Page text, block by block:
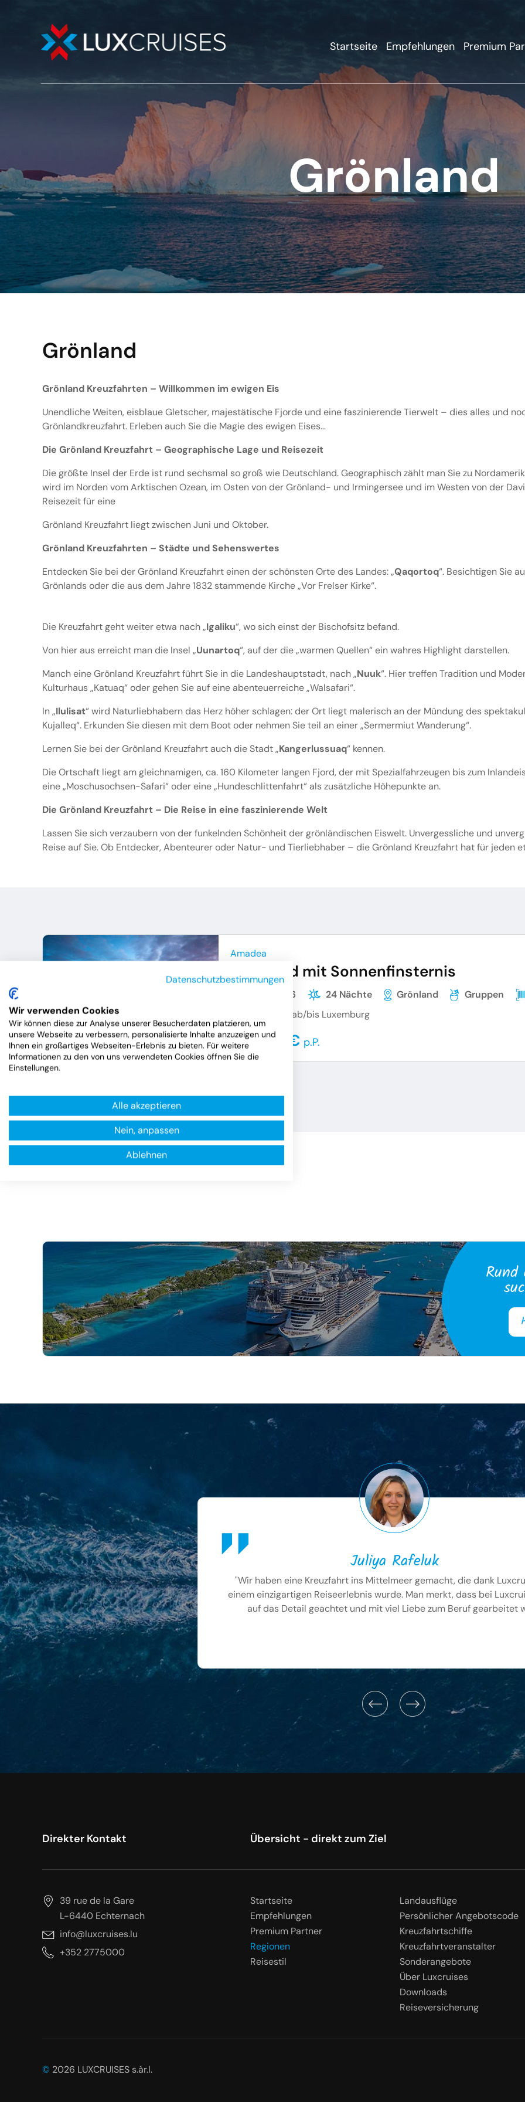
Startseite Empfehlungen Premium
Grönland
Grönland
Grönland Kreuzfahrten – Willkommen im ewigen Eis
Unendliche Weiten, eisblaue Gletscher, majestätische Fjorde und eine faszinierende Tierwelt – dies alles und
Grönlandkreuzfahrt. Erleben auch Sie die Magie des ewigen Eises…
Die Grönland Kreuzfahrt – Geographische Lage und Reisezeit
Die größte Insel der Erde ist rund sechsmal so groß wie Deutschland. Geographisch zählt man Sie zu
wird im Norden vom Arktischen Ozean, im Osten von der Grönland- und Irmingersee und im Westen von der
Reisezeit für eine
Grönland Kreuzfahrt liegt zwischen Juni und Oktober.
Grönland Kreuzfahrten – Städte und Sehenswertes
Entdecken Sie bei der Grönland Kreuzfahrt einen der schönsten Orte des Landes: „Qaqortoq“. Besichtigen Sie
Grönlands oder die aus dem Jahre 1832 stammende Kirche „Vor Frelser Kirke“.
Die Kreuzfahrt geht weiter etwa nach „Igaliku“, wo sich einst der Bischofsitz befand.
Von hier aus erreicht man die Insel „Uunartoq“, auf der die „warmen Quellen“ ein wahres Highlight darstellen.
Manch eine Grönland Kreuzfahrt führt Sie in die Landeshauptstadt, nach „Nuuk“. Hier treffen Tradition und
Kulturhaus „Katuaq“ oder gehen Sie auf eine abenteuerreiche „Walsafari“.
In „Ilulisat“ wird Naturliebhabern das Herz höher schlagen: der Ort liegt malerisch an der Mündung des
Kujalleq“. Erkunden Sie diesen mit dem Boot oder nehmen Sie teil an einer „Sermermiut Wanderung“.
Lernen Sie bei der Grönland Kreuzfahrt auch die Stadt „Kangerlussuaq“ kennen.
Die Ortschaft liegt am gleichnamigen, ca. 160 Kilometer langen Fjord, der mit Spezialfahrzeugen bis zum
eine „Moschusochsen-Safari“ oder eine „Hundeschlittenfahrt“ als zusätzliche Höhepunkte an.
Die Grönland Kreuzfahrt – Die Reise in eine faszinierende Welt
Lassen Sie sich verzaubern von der funkelnden Schönheit der grönländischen Eiswelt. Unvergessliche und
Reise auf Sie. Ob Entdecker, Abenteurer oder Natur- und Tierliebhaber – die Grönland Kreuzfahrt hat für jeden
Amadea
Grönland mit Sonnenfinsternis
22.07.2026 24 Nächte Grönland Gruppen
Gruppenreise ab/bis Luxemburg
ab7.549 € p.P.
Juliya Rafeluk
"Wir haben eine Kreuzfahrt ins Mittelmeer gemacht, die dank
einem einzigartigen Reiseerlebnis wurde. Man merkt, dass bei
auf das Detail geachtet und mit viel Liebe zum Beruf gearbeitet
Direkter Kontakt
39 rue de la Gare
L-6440 Echternach
info@luxcruises.lu
+352 2775000
Übersicht - direkt zum Ziel
Startseite
Empfehlungen
Premium Partner
Regionen
Reisestil
Landausflüge
Persönlicher Angebotscode
Kreuzfahrtschiffe
Kreuzfahrtveranstalter
Sonderangebote
Über Luxcruises
Downloads
Reiseversicherung
© 2026 LUXCRUISES s.àr.l.
Datenschutzbestimmungen
Wir verwenden Cookies
Wir können diese zur Analyse unserer Besucherdaten platzieren, um
unsere Webseite zu verbessern, personalisierte Inhalte anzuzeigen und
Ihnen ein großartiges Webseiten-Erlebnis zu bieten. Für weitere
Informationen zu den von uns verwendeten Cookies öffnen Sie die
Einstellungen.
Alle akzeptieren
Nein, anpassen
Ablehnen